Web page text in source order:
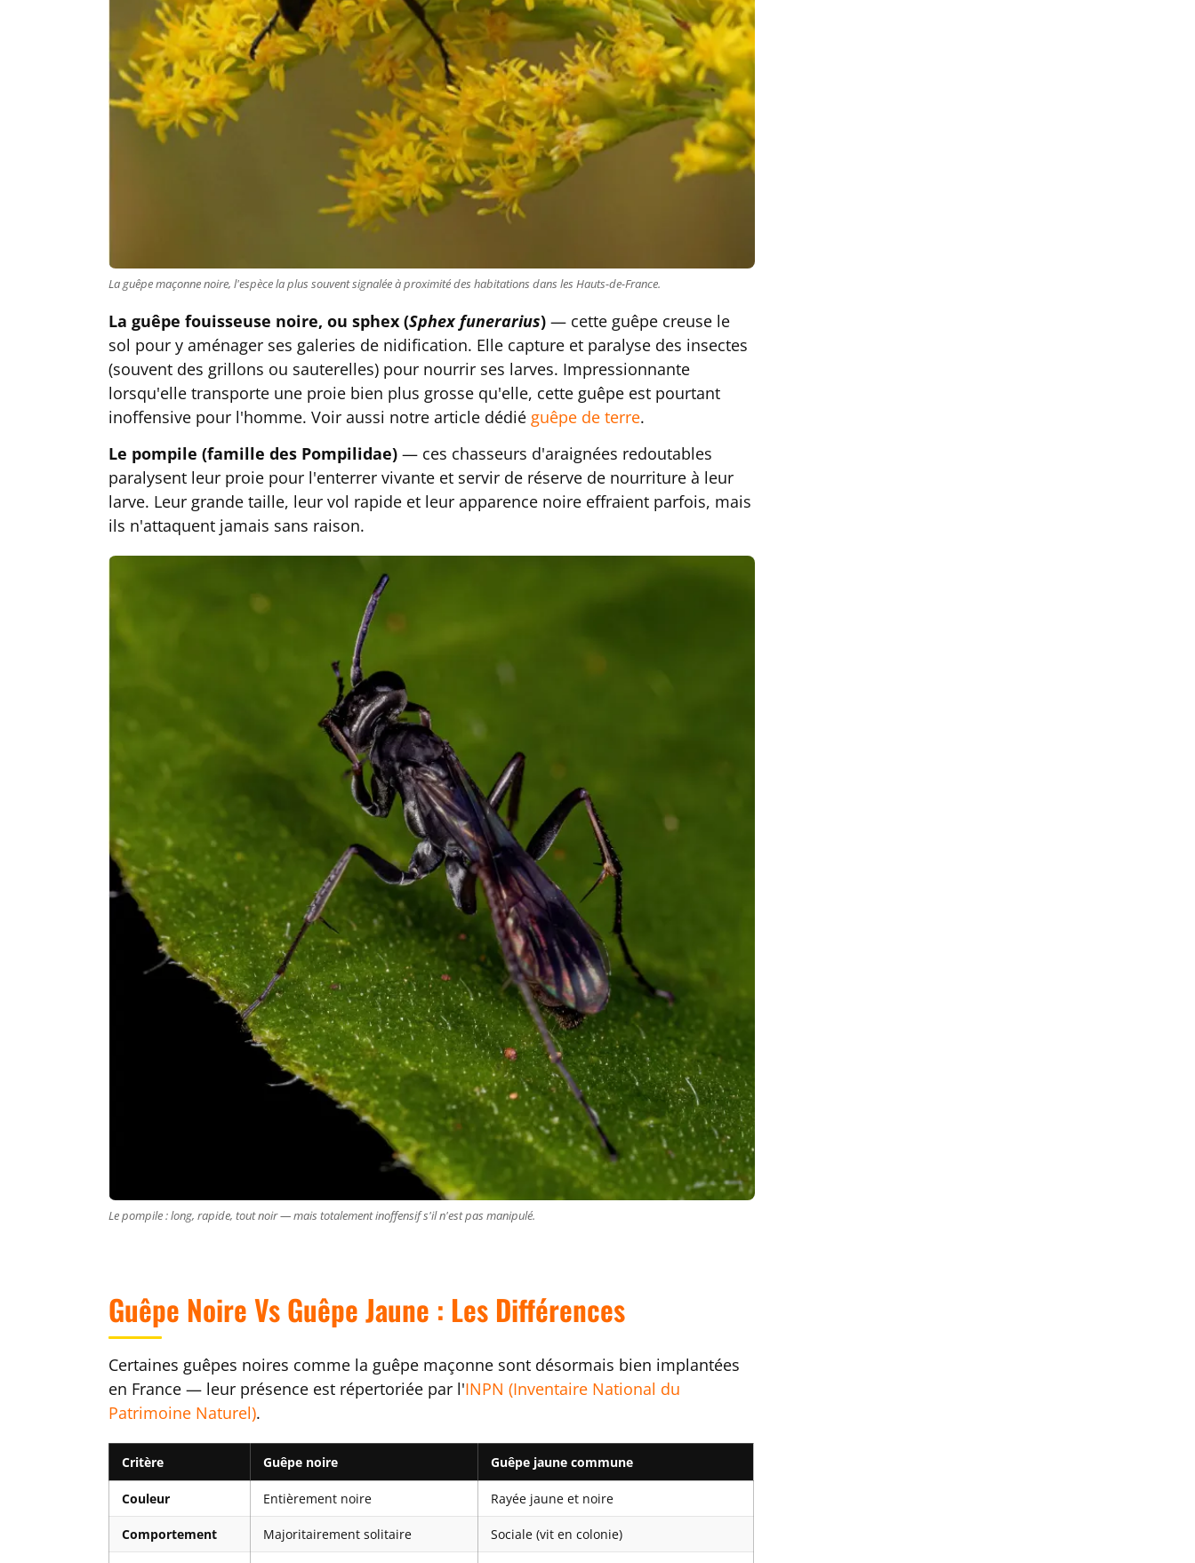
La guêpe maçonne noire, l'espèce la plus souvent signalée à proximité des habitations dans les Hauts-de-France.
La guêpe fouisseuse noire, ou sphex (Sphex funerarius) — cette guêpe creuse le
sol pour y aménager ses galeries de nidification. Elle capture et paralyse des insectes
(souvent des grillons ou sauterelles) pour nourrir ses larves. Impressionnante
lorsqu'elle transporte une proie bien plus grosse qu'elle, cette guêpe est pourtant
inoffensive pour l'homme. Voir aussi notre article dédié guêpe de terre.
Le pompile (famille des Pompilidae) — ces chasseurs d'araignées redoutables
paralysent leur proie pour l'enterrer vivante et servir de réserve de nourriture à leur
larve. Leur grande taille, leur vol rapide et leur apparence noire effraient parfois, mais
ils n'attaquent jamais sans raison.
Le pompile : long, rapide, tout noir — mais totalement inoffensif s'il n'est pas manipulé.
Guêpe Noire Vs Guêpe Jaune : Les Différences
Certaines guêpes noires comme la guêpe maçonne sont désormais bien implantées
en France — leur présence est répertoriée par l'INPN (Inventaire National du
Patrimoine Naturel).
Critère Guêpe noire Guêpe jaune commune
Couleur Entièrement noire Rayée jaune et noire
Comportement Majoritairement solitaire Sociale (vit en colonie)